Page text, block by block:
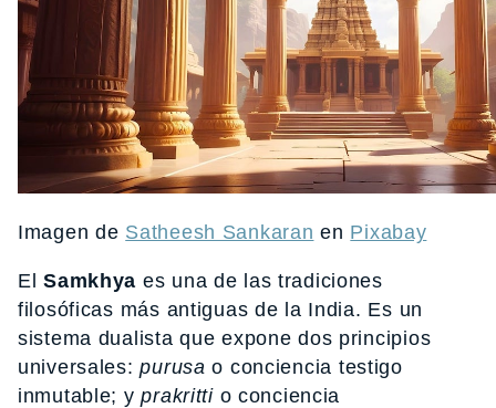
Imagen de Satheesh Sankaran en Pixabay
ElSamkhya es una de las tradiciones
filosóficas más antiguas de la India. Es un
sistema dualista que expone dos principios
universales:purusa o conciencia testigo
inmutable; yprakrittio conciencia